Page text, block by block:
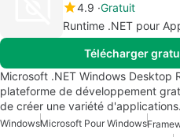
4.9 Gratuit
Runtime .NET pour
Télécharger
Microsoft .NET Windows Desktop
plateforme de développement
de créer une variété
WindowsMicrosoft Pour Windows